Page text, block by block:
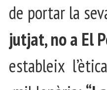
de portar la
jutjat, no a El
estableix